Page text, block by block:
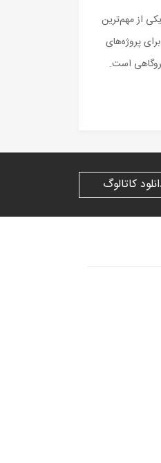
از مهم‌ترین
پروژه‌های
است.
کاتالوگ